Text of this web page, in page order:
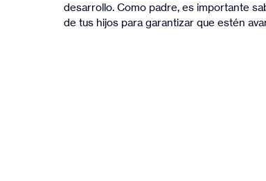
desarrollo. Como padre, es importante
de tus hijos para garantizar que estén